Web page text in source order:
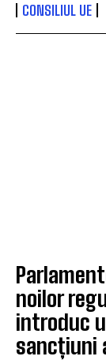
CONSILIUL UE
noilor
introduc
sancțiuni